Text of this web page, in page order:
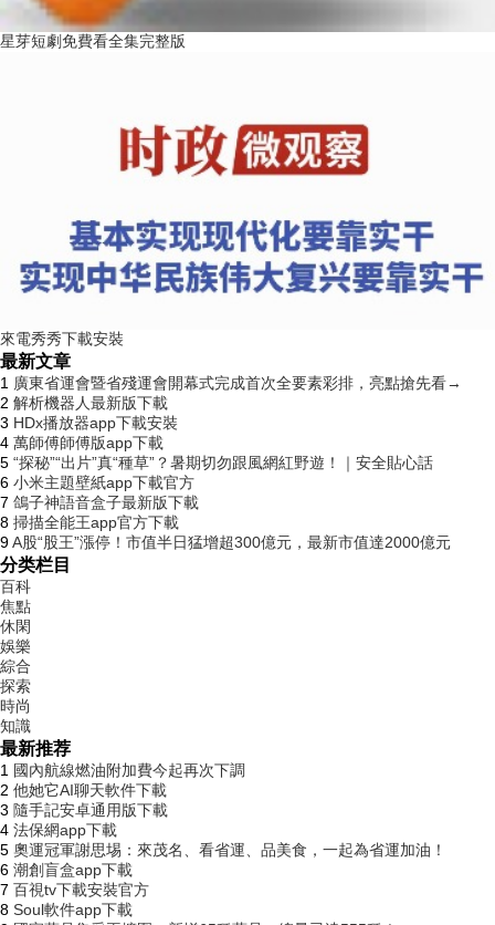
星芽短劇免費看全集完整版
來電秀秀下載安裝
最新文章
1 廣東省運會暨省殘運會開幕式完成首次全要素彩排，亮點搶先看→
2 解析機器人最新版下載
3 HDx播放器app下載安裝
4 萬師傅師傅版app下載
5 “探秘”“出片”真“種草”？暑期切勿跟風網紅野遊！｜安全貼心話
6 小米主題壁紙app下載官方
7 鴿子神語音盒子最新版下載
8 掃描全能王app官方下載
9A股“股王”漲停！市值半日猛增超300億元，最新市值達2000億元
分类栏目
百科
焦點
休閑
娛樂
綜合
探索
時尚
知識
最新推荐
1 國內航線燃油附加費今起再次下調
2 他她它AI聊天軟件下載
3 隨手記安卓通用版下載
4 法保網app下載
5 奧運冠軍謝思埸：來茂名、看省運、品美食，一起為省運加油！
6 潮創盲盒app下載
7 百視tv下載安裝官方
8 Soul軟件app下載